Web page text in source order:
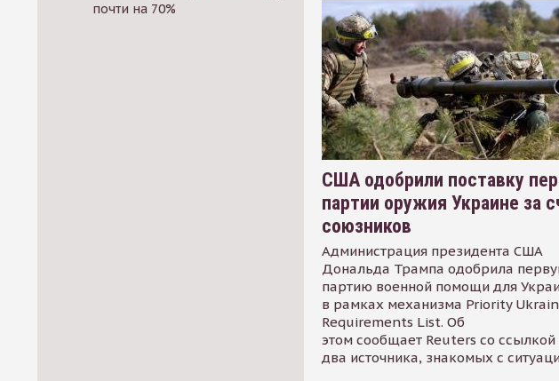
почти на 70%
США одобрили поставку
партии оружия Украине за
союзников
Администрация президента США
Дональда Трампа одобрила
партию военной помощи для
в рамках механизма Priority
Requirements List. Об
этом сообщает Reuters со ссылкой
два источника, знакомых с